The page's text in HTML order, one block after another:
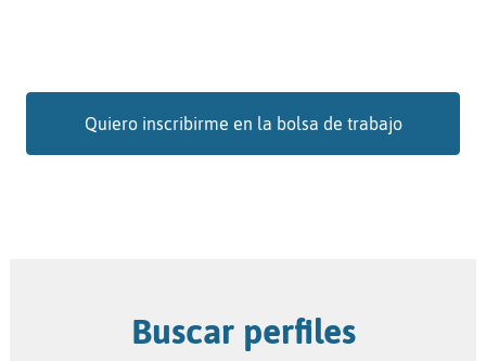
Quiero inscribirme en la bolsa de trabajo
Buscar perfiles